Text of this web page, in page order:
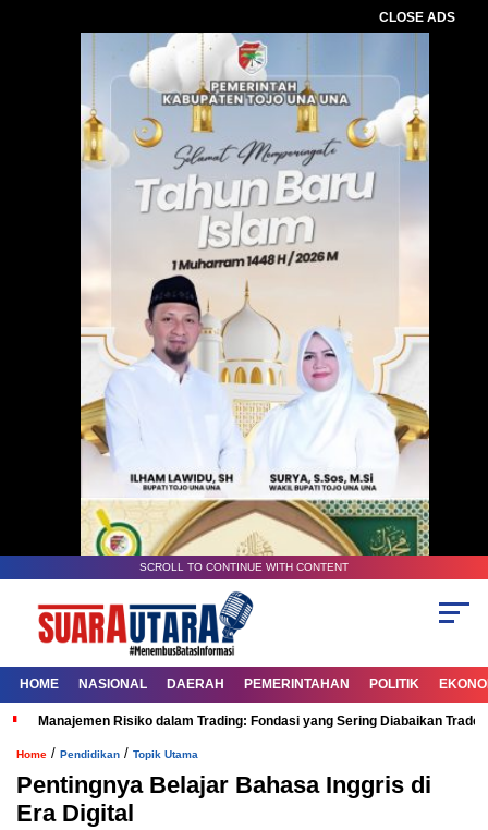
CLOSE ADS
SCROLL TO CONTINUE WITH CONTENT
HOME NASIONAL DAERAH PEMERINTAHAN POLITIK
Manajemen Risiko dalam Trading: Fondasi yang Sering Diabaikan
Home / Pendidikan / Topik Utama
Pentingnya Belajar Bahasa Inggris di
Era Digital